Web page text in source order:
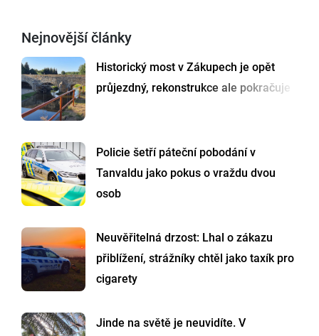
Nejnovější články
Historický most v Zákupech je opět
průjezdný, rekonstrukce ale pokračuje
Policie šetří páteční pobodání v
Tanvaldu jako pokus o vraždu dvou
osob
Neuvěřitelná drzost: Lhal o zákazu
přiblížení, strážníky chtěl jako taxík pro
cigarety
Jinde na světě je neuvidíte. V